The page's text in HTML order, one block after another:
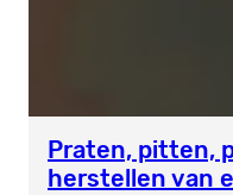
Praten, pitten,
herstellen van